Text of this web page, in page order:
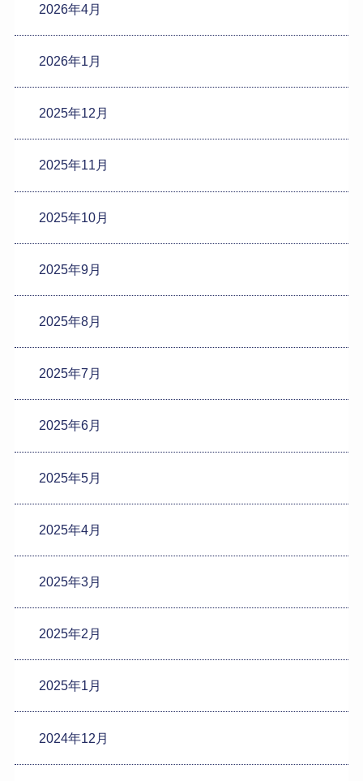
2026年4月
2026年1月
2025年12月
2025年11月
2025年10月
2025年9月
2025年8月
2025年7月
2025年6月
2025年5月
2025年4月
2025年3月
2025年2月
2025年1月
2024年12月